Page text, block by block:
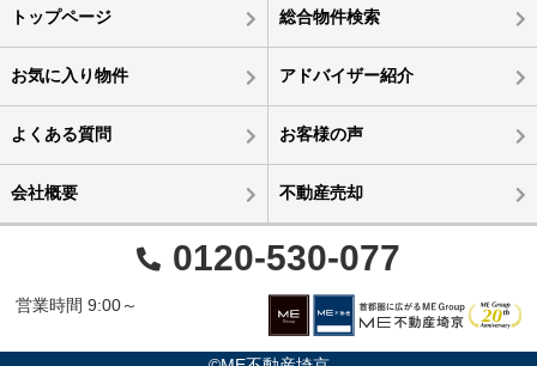
トップページ 総合物件検索
お気に入り物件 アドバイザー紹介
よくある質問 お客様の声
会社概要 不動産売却
0120-530-077
営業時間 9:00～